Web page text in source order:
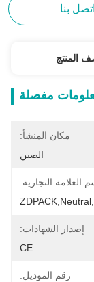
اتصل بنا
المنتج
مفصلة
مكان المنشأ:
الصين
العلامة التجارية:
إصدار الشهادات:
CE
رقم الموديل: